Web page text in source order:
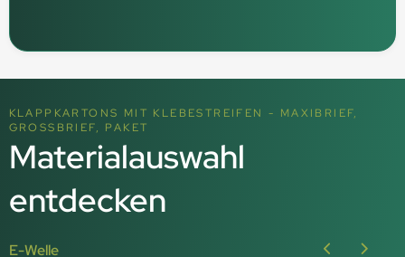
KLAPPKARTONS MIT KLEBESTREIFEN - MAXIBRIEF,
GROSSBRIEF, PAKET
Materialauswahl
entdecken
E-Welle